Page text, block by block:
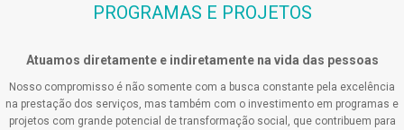
PROGRAMAS E PROJETOS
Atuamos diretamente e indiretamente na vida das pessoas
Nosso compromisso é não somente com a busca constante pela excelência
na prestação dos serviços, mas também com o investimento em programas e
projetos com grande potencial de transformação social, que contribuem para